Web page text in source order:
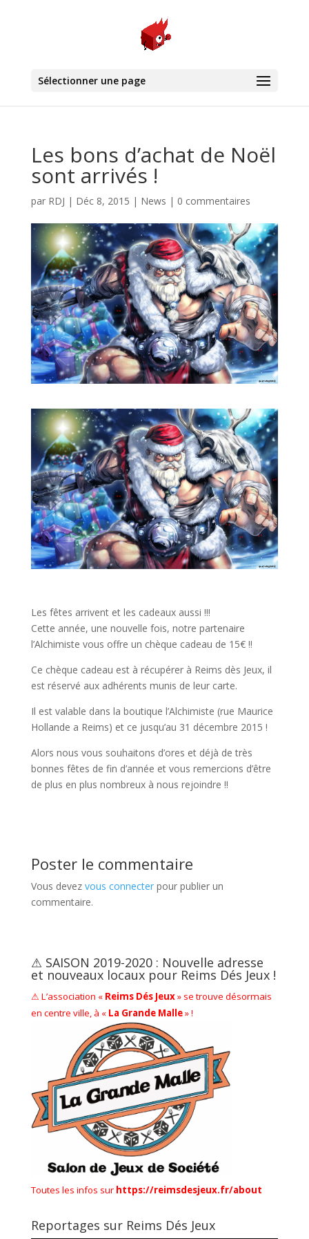
Sélectionner une page
Les bons d’achat de Noël
sont arrivés !
par RDJ | Déc 8, 2015 | News | 0 commentaires
Les fêtes arrivent et les cadeaux aussi !!!
Cette année, une nouvelle fois, notre partenaire
l’Alchimiste vous offre un chèque cadeau de 15€ !!
Ce chèque cadeau est à récupérer à Reims dès Jeux, il
est réservé aux adhérents munis de leur carte.
Il est valable dans la boutique l’Alchimiste (rue Maurice
Hollande a Reims) et ce jusqu’au 31 décembre 2015 !
Alors nous vous souhaitons d’ores et déjà de très
bonnes fêtes de fin d’année et vous remercions d’être
de plus en plus nombreux à nous rejoindre !!
Poster le commentaire
Vous devez vous connecterpour publier un
commentaire.
⚠ SAISON 2019-2020 : Nouvelle adresse
et nouveaux locaux pour Reims Dés Jeux !
⚠ L’association « Reims Dés Jeux» se trouve désormais
en centre ville, à « La Grande Malle» !
Toutes les infos sur https://reimsdesjeux.fr/about
Reportages sur Reims Dés Jeux